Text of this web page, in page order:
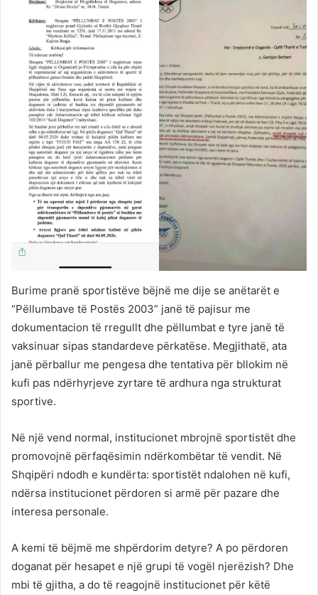
Burime pranë sportistëve bëjnë me dije se anëtarët e
“Pëllumbave të Postës 2003” janë të pajisur me
dokumentacion të rregullt dhe pëllumbat e tyre janë të
vaksinuar sipas standardeve përkatëse. Megjithatë, ata
janë përballur me pengesa dhe tentativa për bllokim në
kufi pas ndërhyrjeve zyrtare të ardhura nga strukturat
sportive.
Në një vend normal, institucionet mbrojnë sportistët dhe
promovojnë përfaqësimin ndërkombëtar të vendit. Në
Shqipëri ndodh e kundërta: sportistët ndalohen në kufi,
ndërsa institucionet përdoren si armë për pazare dhe
interesa personale.
A kemi të bëjmë me shpërdorim detyre? A po përdoren
doganat për hesapet e një grupi të vogël njerëzish? Dhe
mbi të gjitha, a do të reagojnë institucionet për këtë